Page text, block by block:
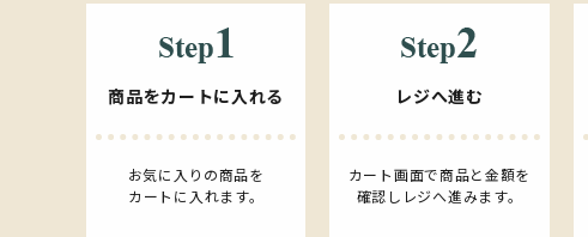
商品をカートに入れる
お気に入りの商品を
カートに入れます。
レジへ進む
カート画面で商品と金額を
確認しレジへ進みます。